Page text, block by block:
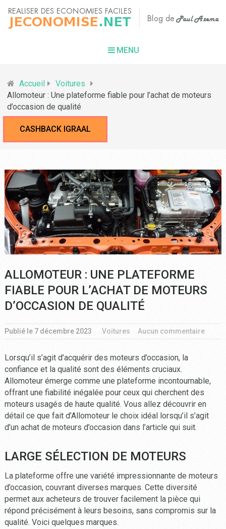
MENU
Accueil
Voitures
Allomoteur : Une plateforme fiable pour l’achat de moteurs
d’occasion de qualité
CASHBACK IGRAAL
ALLOMOTEUR : UNE PLATEFORME
FIABLE POUR L’ACHAT DE MOTEURS
D’OCCASION DE QUALITÉ
Publié le 7 décembre 2023 Voitures Aucun commentaire
Lorsqu’il s’agit d’acquérir des moteurs d’occasion, la
confiance et la qualité sont des éléments cruciaux.
Allomoteur émerge comme une plateforme incontournable,
offrant une fiabilité inégalée pour ceux qui cherchent des
moteurs usagés de haute qualité. Vous allez découvrir en
détail ce que fait d’Allomoteur le choix idéal lorsqu’il s’agit
d’un achat de moteurs d’occasion dans l’article qui suit.
LARGE SÉLECTION DE MOTEURS
La plateforme offre une variété impressionnante de moteurs
d’occasion, couvrant diverses marques. Cette diversité
permet aux acheteurs de trouver facilement la pièce qui
répond précisément à leurs besoins, sans compromis sur la
qualité. Voici quelques marques.